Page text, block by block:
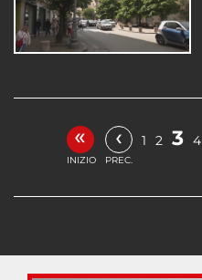
«
INIZIO
‹
PREC.
1 2 3 4